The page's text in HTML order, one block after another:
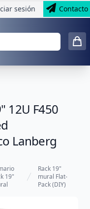
sesión Contacto
12U F450
Lanberg
19"
Rack 19"
mural Flat-
Pack (DIY)